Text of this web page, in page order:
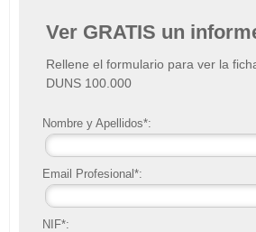
Ver GRATIS un
Rellene el formulario para ver la
DUNS 100.000
Nombre y Apellidos*:
Email Profesional*:
NIF*: